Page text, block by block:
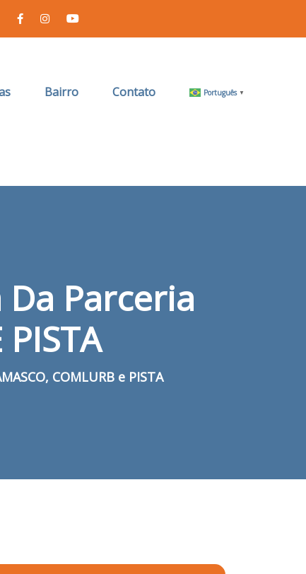
Bairro Contato Português ▼
Parceria
COMLURB e PISTA